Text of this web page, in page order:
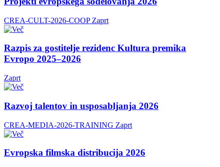
CREA-CULT-2026-COOP Zaprt
Razpis za gostitelje rezidenc Kultura premika
Evropo 2025–2026
Zaprt
Razvoj talentov in usposabljanja 2026
CREA-MEDIA-2026-TRAINING Zaprt
Evropska filmska distribucija 2026